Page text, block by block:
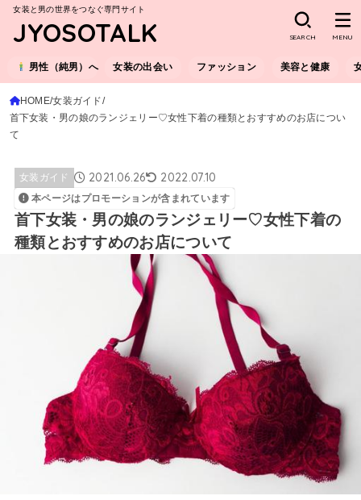
女装と男の世界をつなぐ専門サイト
JYOSOTALK
男性（純男）へ 女装の出会い ファッション 美容と健康
SEARCH MENU
HOME 女装ガイド
首下女装・男の娘のランジェリー♡女性下着の種類とおすすめのお店につい
て
女装ガイド 2021.06.26 2022.07.10
本ページはプロモーションが含まれています
首下女装・男の娘のランジェリー♡女性下着の
種類とおすすめのお店について